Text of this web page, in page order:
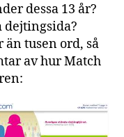
dessa 13 år?
dejtingsida?
tusen ord, så
av hur Match